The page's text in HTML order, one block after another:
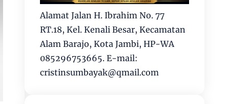
Alamat Jalan H. Ibrahim No. 77
RT.18, Kel. Kenali Besar, Kecamatan
Alam Barajo, Kota Jambi, HP-WA
085296753665. E-mail:
cristinsumbayak@qmail.com